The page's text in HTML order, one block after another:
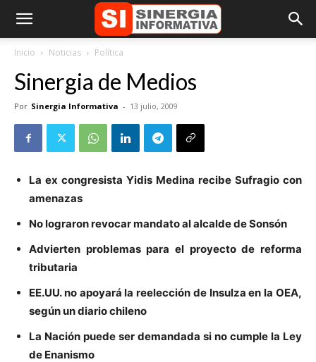
Inicio Noticias Política
Sinergia de Medios
Por Sinergia Informativa - 13 julio, 2009
La ex congresista Yidis Medina recibe Sufragio con
amenazas
No lograron revocar mandato al alcalde de Sonsón
Advierten problemas para el proyecto de reforma
tributaria
EE.UU. no apoyará la reelección de Insulza en la OEA,
según un diario chileno
La Nación puede ser demandada si no cumple la Ley
de Enanismo